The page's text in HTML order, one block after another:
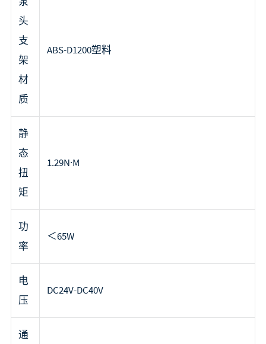
头
支
架
材
质
ABS-D1200塑料
静
态
扭
矩
1.29N·M
功
率
＜65W
电
压
DC24V-DC40V
通